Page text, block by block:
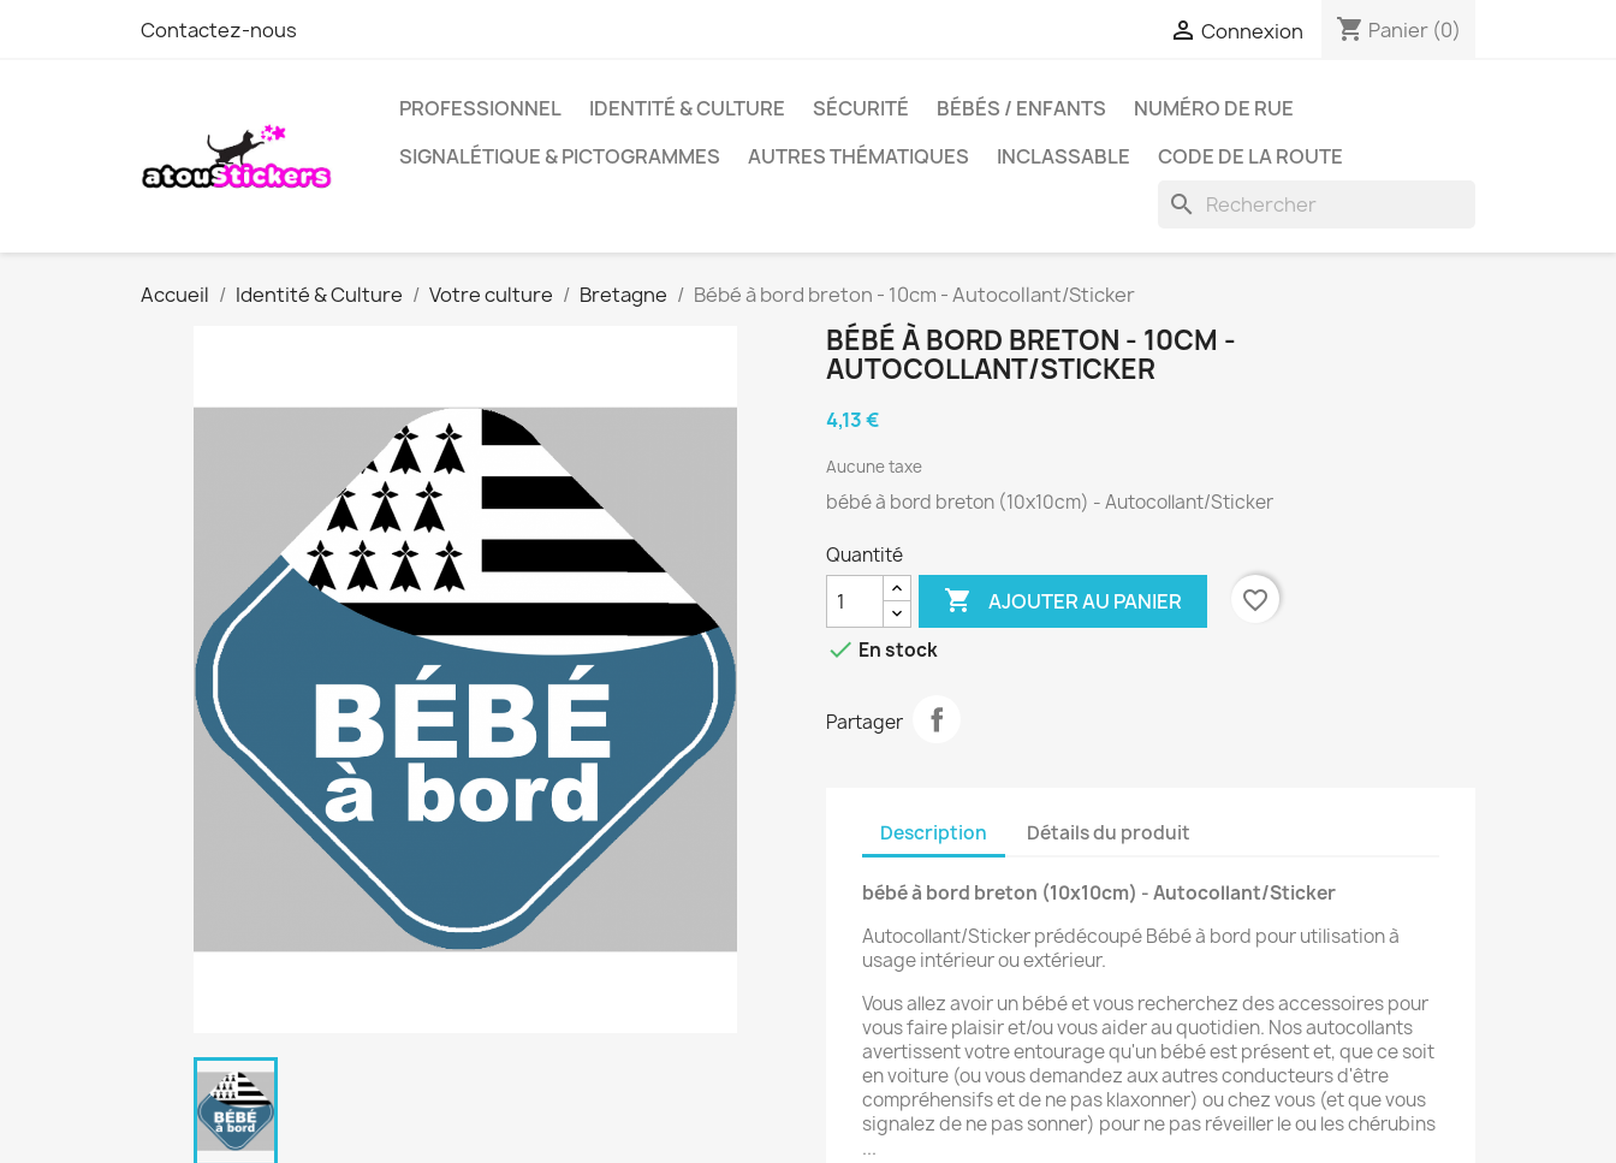
Contactez-nous  Connexion shopping_cart Panier (0)
PROFESSIONNEL IDENTITÉ & CULTURE SÉCURITÉ BÉBÉS / ENFANTS
NUMÉRO DE RUE
SIGNALÉTIQUE & PICTOGRAMMES
AUTRES THÉMATIQUES INCLASSABLE CODE DE LA ROUTE
search
Accueil Identité & Culture Votre culture Bretagne Bébé à bord breton - 10cm - Autocollant/Sticker
BÉBÉ À BORD BRETON - 10CM -
AUTOCOLLANT/STICKER
4,13 €
Aucune taxe
bébé à bord breton (10x10cm) - Autocollant/Sticker
Quantité
 AJOUTER AU PANIER
favorite_border
 En stock
Partager
Description Détails du produit
bébé à bord breton (10x10cm) - Autocollant/Sticker
Autocollant/Sticker prédécoupé Bébé à bord pour utilisation à
usage intérieur ou extérieur.
Vous allez avoir un bébé et vous recherchez des accessoires pour
vous faire plaisir et/ou vous aider au quotidien. Nos autocollants
avertissent votre entourage qu'un bébé est présent et, que ce soit
en voiture (ou vous demandez aux autres conducteurs d'être
compréhensifs et de ne pas klaxonner) ou chez vous (et que vous
signalez de ne pas sonner) pour ne pas réveiller le ou les chérubins
...